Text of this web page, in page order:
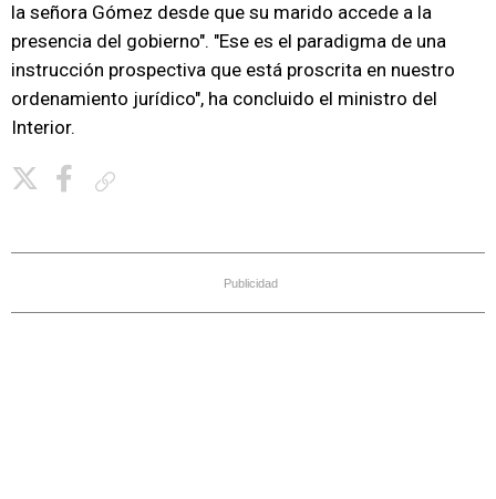
la señora Gómez desde que su marido accede a la
presencia del gobierno". "Ese es el paradigma de una
instrucción prospectiva que está proscrita en nuestro
ordenamiento jurídico", ha concluido el ministro del
Interior.
Publicidad